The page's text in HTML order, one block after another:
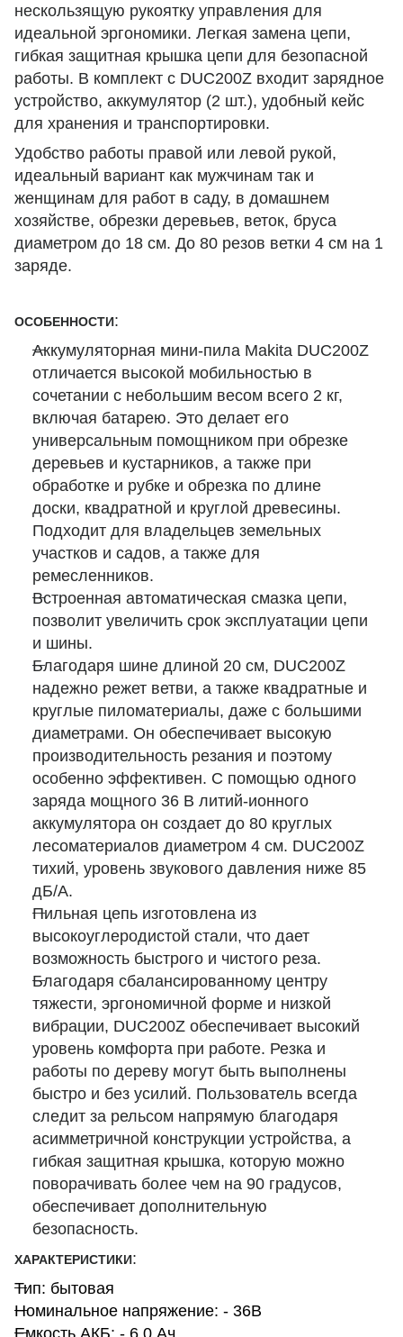
нескользящую рукоятку управления для
идеальной эргономики. Легкая замена цепи,
гибкая защитная крышка цепи для безопасной
работы. В комплект с DUC200Z входит зарядное
устройство, аккумулятор (2 шт.), удобный кейс
для хранения и транспортировки.
Удобство работы правой или левой рукой,
идеальный вариант как мужчинам так и
женщинам для работ в саду, в домашнем
хозяйстве, обрезки деревьев, веток, бруса
диаметром до 18 см. До 80 резов ветки 4 см на 1
заряде.
ОСОБЕННОСТИ:
Аккумуляторная мини-пила Makita DUC200Z
отличается высокой мобильностью в
сочетании с небольшим весом всего 2 кг,
включая батарею. Это делает его
универсальным помощником при обрезке
деревьев и кустарников, а также при
обработке и рубке и обрезка по длине
доски, квадратной и круглой древесины.
Подходит для владельцев земельных
участков и садов, а также для
ремесленников.
Встроенная автоматическая смазка цепи,
позволит увеличить срок эксплуатации цепи
и шины.
Благодаря шине длиной 20 см, DUC200Z
надежно режет ветви, а также квадратные и
круглые пиломатериалы, даже с большими
диаметрами. Он обеспечивает высокую
производительность резания и поэтому
особенно эффективен. С помощью одного
заряда мощного 36 В литий-ионного
аккумулятора он создает до 80 круглых
лесоматериалов диаметром 4 см. DUC200Z
тихий, уровень звукового давления ниже 85
дБ/А.
Пильная цепь изготовлена из
высокоуглеродистой стали, что дает
возможность быстрого и чистого реза.
Благодаря сбалансированному центру
тяжести, эргономичной форме и низкой
вибрации, DUC200Z обеспечивает высокий
уровень комфорта при работе. Резка и
работы по дереву могут быть выполнены
быстро и без усилий. Пользователь всегда
следит за рельсом напрямую благодаря
асимметричной конструкции устройства, а
гибкая защитная крышка, которую можно
поворачивать более чем на 90 градусов,
обеспечивает дополнительную
безопасность.
ХАРАКТЕРИСТИКИ:
Тип: бытовая
Номинальное напряжение: - 36В
Емкость АКБ: - 6,0 Ач